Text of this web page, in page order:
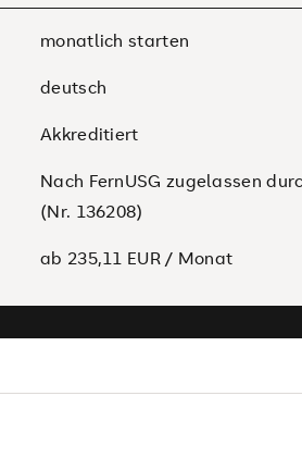
monatlich starten
deutsch
Akkreditiert
Nach FernUSG zugelassen
(Nr. 136208)
ab 235,11 EUR / Monat